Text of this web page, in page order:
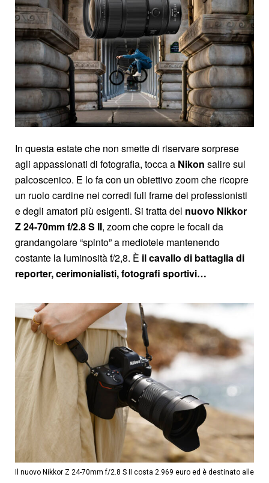
In questa estate che non smette di riservare sorprese
agli appassionati di fotografia, tocca a Nikon salire sul
palcoscenico. E lo fa con un obiettivo zoom che ricopre
un ruolo cardine nei corredi full frame dei professionisti
e degli amatori più esigenti. Si tratta del nuovo Nikkor
Z 24-70mm f/2.8 S II, zoom che copre le focali da
grandangolare “spinto” a mediotele mantenendo
costante la luminosità f/2,8. È il cavallo di battaglia di
reporter, cerimonialisti, fotografi sportivi…
Il nuovo Nikkor Z 24-70mm f/2.8 S II costa 2.969 euro ed è destinato alle